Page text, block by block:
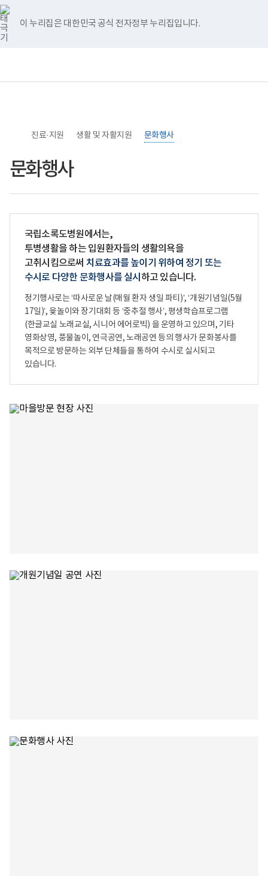
이 누리집은 대한민국 공식 전자정부 누리집입니다.
너
비
767px
이
하
록
원
로
검
메
홈
>
진료·지원
>
생활 및 자활지원
>
문화행사
문화행사
본
문
시
작
국립소록도병원에서는,
투병생활을 하는 입원환자들의 생활의욕을
고취시킴으로써 치료효과를 높이기 위하여 정기 또는
수시로 다양한 문화행사를 실시 하고 있습니다.
정기행사로는 ‘따사로운 날(매월 환자 생일 파티)’, ‘개원기념일(5월
17일)’, 윷놀이와 장기대회 등 ‘중추절 행사’, 평생학습프로그램
(한글교실 노래교실, 시니어 에어로빅) 을 운영하고 있으며, 기타
영화상영, 풍물놀이, 연극공연, 노래공연 등의 행사가 문화봉사를
목적으로 방문하는 외부 단체들을 통하여 수시로 실시되고
있습니다.
본
문
종
료